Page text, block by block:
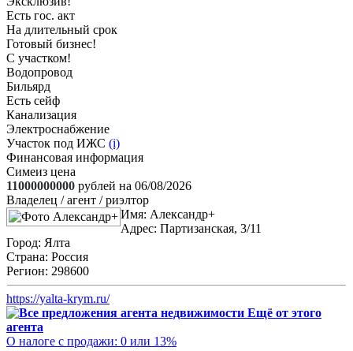
Есть гос. акт
На длительный срок
Готовый бизнес!
С участком!
Водопровод
Бильярд
Есть сейф
Канализация
Электроснабжение
Участок под ИЖС (i)
Финансовая информация
Симеиз цена
11000000000 рублей на 06/08/2026
Владелец / агент / риэлтор
Имя: Александр+
Адрес: Партизанская, 3/11
Город: Ялта
Страна: Россия
Регион: 298600
https://yalta-krym.ru/
Ещё от этого
агента
О налоге с продажи: 0 или 13%